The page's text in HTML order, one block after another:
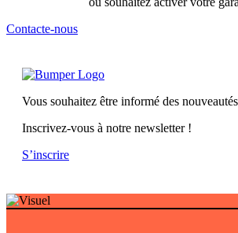
Contacte-nous
Vous souhaitez être informé des
Inscrivez-vous à notre newsletter !
S’inscrire